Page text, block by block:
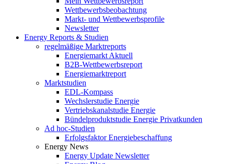
Wettbewerbsbeobachtung
Markt- und Wettbewerbsprofile
Newsletter
Energy Reports & Studien
regelmäßige Marktreports
Energiemarkt Aktuell
B2B-Wettbewerbsreport
Energiemarktreport
Marktstudien
EDL-Kompass
Wechslerstudie Energie
Vertriebskanalstudie Energie
Bündelproduktstudie Energie Privatkunden
Ad hoc-Studien
Erfolgsfaktor Energiebeschaffung
Energy News
Energy Update Newsletter